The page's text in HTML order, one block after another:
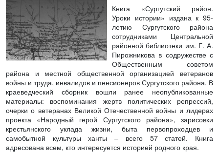
Книга «Сургутский район.
Уроки истории» издана к 95-
летию Сургутского района
сотрудниками Центральной
районной библиотеки им. Г. А.
Пирожникова в содружестве с
Общественным советом
района и местной общественной организацией ветеранов
войны и труда, инвалидов и пенсионеров Сургутского района. В
краеведческий сборник вошли ранее неопубликованные
материалы: воспоминания жертв политических репрессий,
очерки о ветеранах Великой Отечественной войны и лидерах
проекта «Народный герой Сургутского района», зарисовки
крестьянского уклада жизни, быта первопроходцев и
самобытной культуры ханты – всего 57 статей. Книга
адресована всем, кто интересуется историей родного края.